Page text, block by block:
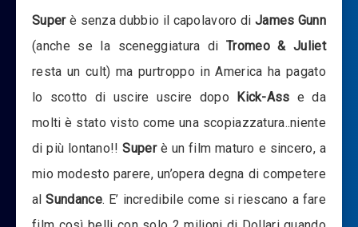
Superè senza dubbio il capolavoro di James Gunn
(anche se la sceneggiatura diTromeo & Juliet
resta un cult) ma purtroppo in America ha pagato
lo scotto di uscire uscire dopo Kick-Ass e da
molti è stato visto come una scopiazzatura..niente
di più lontano!!Superè un film maturo e sincero, a
mio modesto parere, un’opera degna di competere
alSundance. E’ incredibile come si riescano a fare